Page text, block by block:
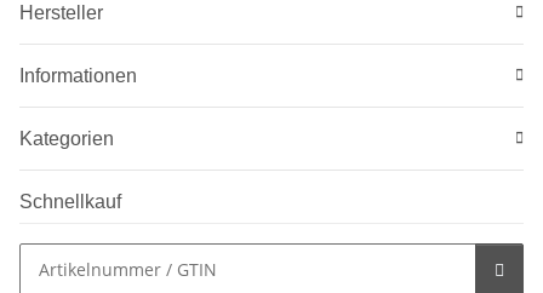
Hersteller
Informationen
Kategorien
Schnellkauf